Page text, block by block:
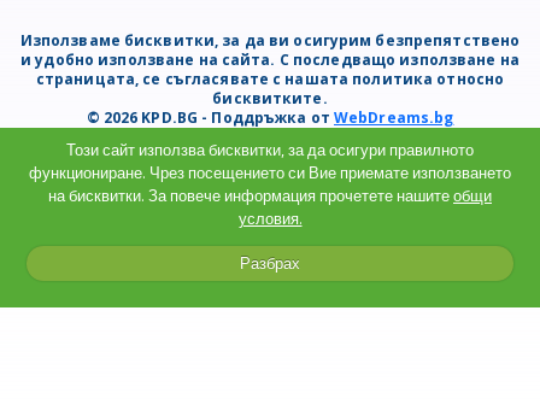
Използваме бисквитки, за да ви осигурим безпрепятствено
и удобно използване на сайта. С последващо използване на
страницата, се съгласявате с нашата политика относно
бисквитките.
© 2026 KPD.BG - Поддръжка отWebDreams.bg
Този сайт използва бисквитки, за да осигури правилното
функциониране. Чрез посещението си Вие приемате използването
на бисквитки. За повече информация прочетете нашитеобщи
условия.
Разбрах